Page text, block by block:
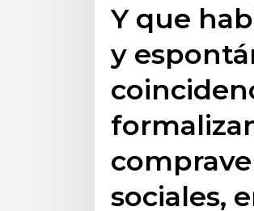
Y que
y
sociales,